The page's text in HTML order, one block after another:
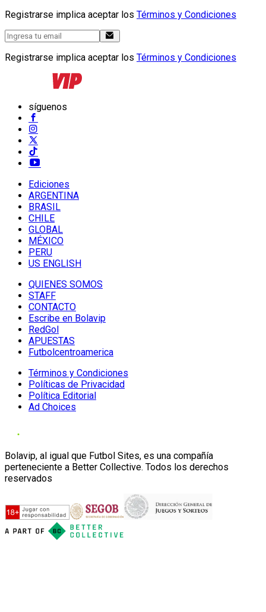
Registrarse implica aceptar los Términos y Condiciones
Registrarse implica aceptar los Términos y Condiciones
síguenos
Ediciones
ARGENTINA
BRASIL
CHILE
GLOBAL
MÉXICO
PERU
US ENGLISH
QUIENES SOMOS
STAFF
CONTACTO
Escribe en Bolavip
RedGol
APUESTAS
Futbolcentroamerica
Términos y Condiciones
Políticas de Privacidad
Política Editorial
Ad Choices
Bolavip, al igual que Futbol Sites, es una compañía
perteneciente a Better Collective. Todos los derechos
reservados